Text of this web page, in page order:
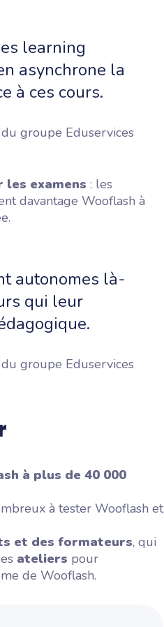
learning
asynchrone la
à ces cours.
groupe Eduservices
examens : les
davantage Wooflash à
autonomes là-
qui leur
groupe Eduservices
à plus de 40 000
à tester Wooflash et
et des formateurs, qui
ateliers pour
de Wooflash.